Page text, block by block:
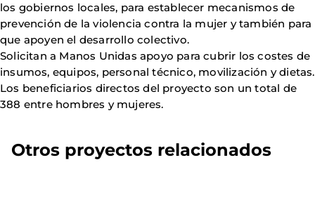
los gobiernos locales, para establecer mecanismos de
prevención de la violencia contra la mujer y también para
que apoyen el desarrollo colectivo.
Solicitan a Manos Unidas apoyo para cubrir los costes de
insumos, equipos, personal técnico, movilización y dietas.
Los beneficiarios directos del proyecto son un total de
388 entre hombres y mujeres.
Otros proyectos relacionados